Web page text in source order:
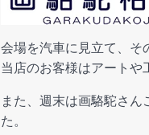
会場を汽車に見立て、そ
当店のお客様はアートや
また、週末は画駱駝さ
た。